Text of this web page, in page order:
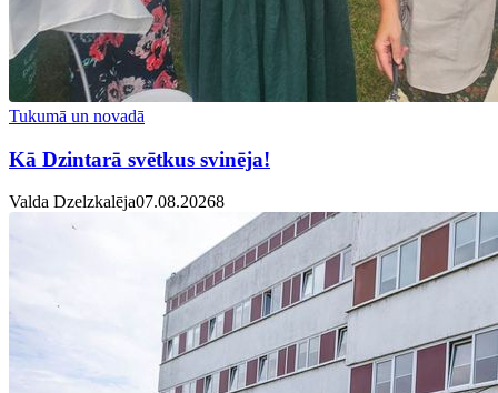
Tukumā un novadā
Kā Dzintarā svētkus svinēja!
Valda Dzelzkalēja07.08.20268